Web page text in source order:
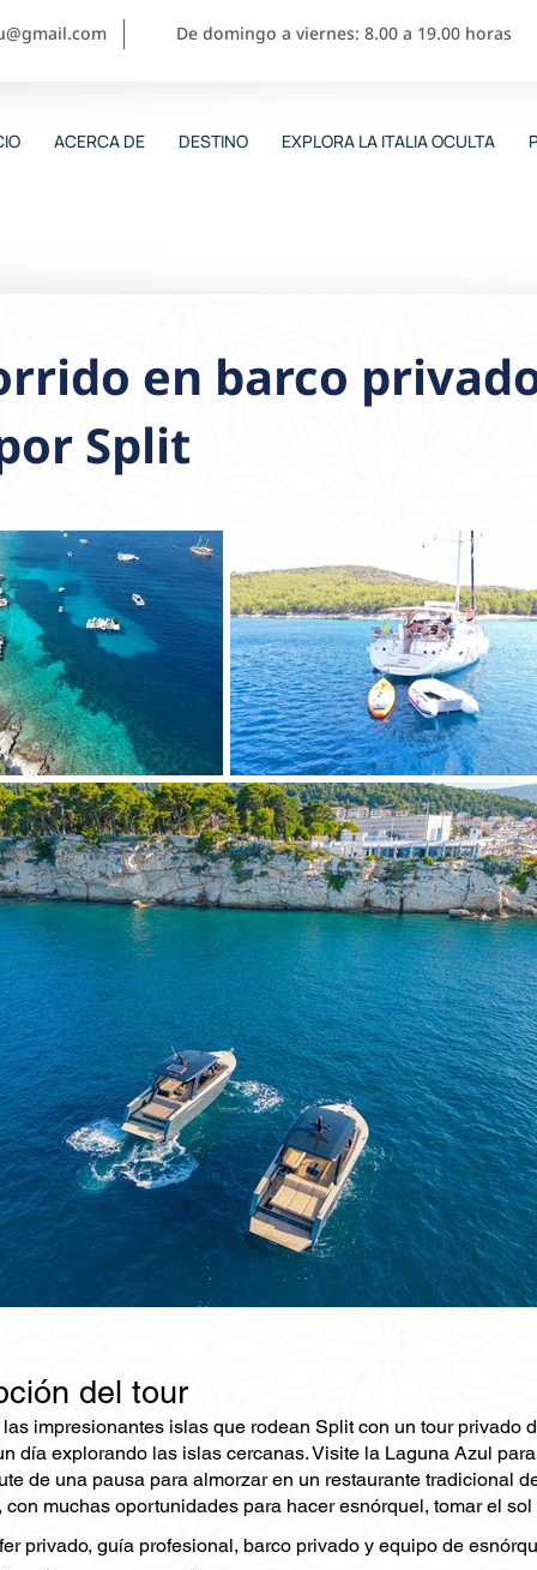
De domingo a viernes: 8.00 a 19.00 horas
ACERCA DE DESTINO EXPLORA LA ITALIA OCULTA
en barco
Split
del tour
impresionantes islas que rodean Split con un tour
día explorando las islas cercanas. Visite la Laguna Azul
de una pausa para almorzar en un restaurante tradicional
con muchas oportunidades para hacer esnórquel, tomar el
privado, guía profesional, barco privado y equipo de